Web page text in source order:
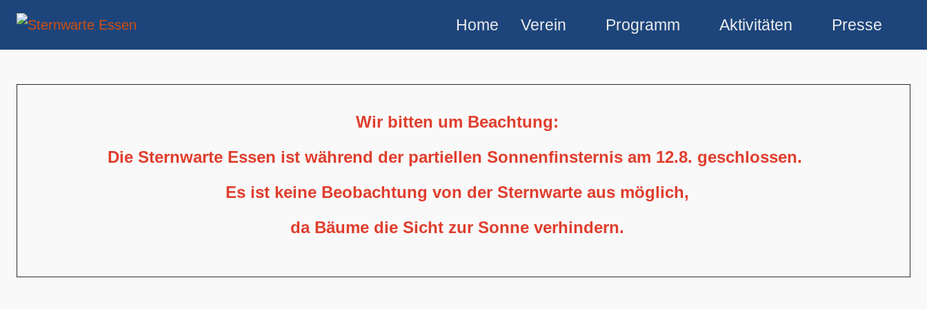
Home Verein Programm Aktivitäten Presse
Wir bitten um Beachtung:
Die Sternwarte Essen ist während der partiellen Sonnenfinsternis am 12.8. geschlossen.
Es ist keine Beobachtung von der Sternwarte aus möglich,
da Bäume die Sicht zur Sonne verhindern.
Aufnahmeort:
Optik.
LS60,
Kamera:
One
Neptune
Belichtung: